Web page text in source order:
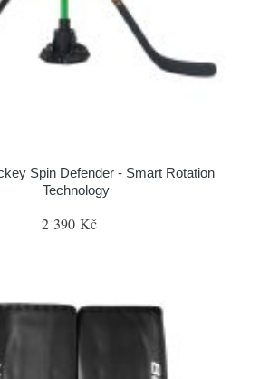
Spin Defender - Smart Rotation
Technology
2 390 Kč